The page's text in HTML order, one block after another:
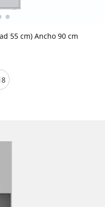
55 cm) Ancho 90 cm